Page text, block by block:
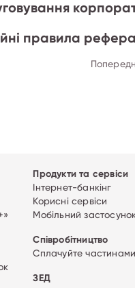
правила
Продукти та сервіси
Інтернет-банкінг
Корисні сервіси
Мобільний
Співробітництво
Сплачуйте частинами
ЗЕД